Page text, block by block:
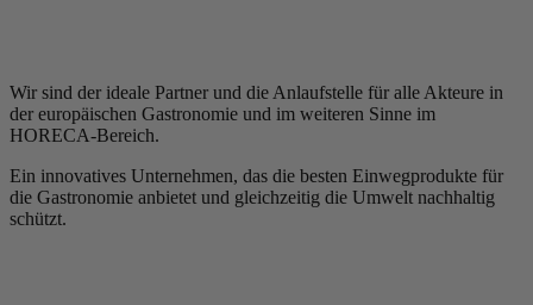
Wir sind der ideale Partner und die Anlaufstelle für alle Akteure in
der europäischen Gastronomie und im weiteren Sinne im
HORECA-Bereich.
Ein innovatives Unternehmen, das die besten Einwegprodukte für
die Gastronomie anbietet und gleichzeitig die Umwelt nachhaltig
schützt.